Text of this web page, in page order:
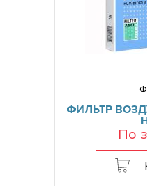
ФИЛЬТР
По